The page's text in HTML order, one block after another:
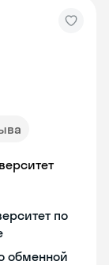
по
обменной